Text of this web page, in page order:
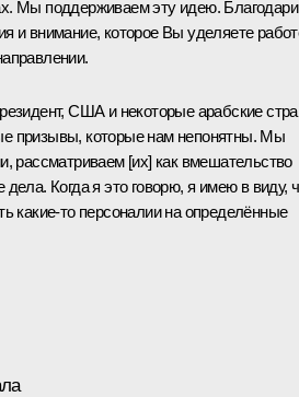
Мы поддерживаем эту идею.
и внимание, которое Вы уделяете
США и некоторые арабские
призывы, которые нам непонятны. Мы
рассматриваем [их] как вмешательство
дела. Когда я это говорю, я имею в виду,
какие-то персоналии на определённые